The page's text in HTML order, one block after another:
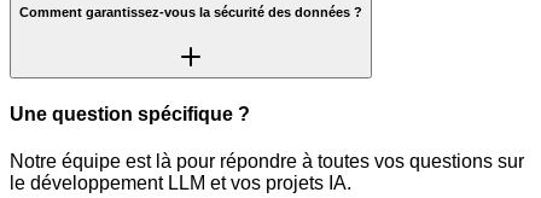
Comment garantissez-vous la sécurité des données ?
Une question spécifique ?
Notre équipe est là pour répondre à toutes vos questions sur
le développement LLM et vos projets IA.